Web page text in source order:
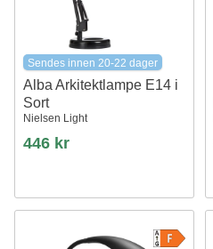
Sendes innen 20-22 dager
Alba Arkitektlampe E14 i
Sort
Nielsen Light
446 kr